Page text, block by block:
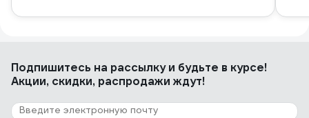
Подпишитесь на рассылкуи будьте в курсе!
Акции, скидки, распродажи ждут!